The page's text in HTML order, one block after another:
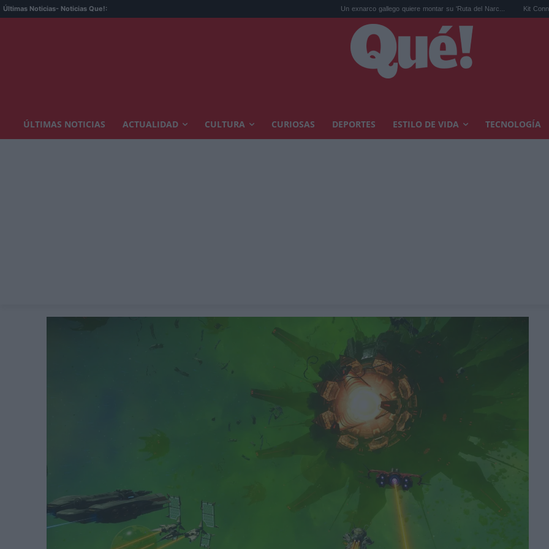
Últimas Noticias- Noticias Que!: Un exnarco gallego quiere montar su 'Ruta del Narc... Kit Connor será
ÚLTIMAS NOTICIAS ACTUALIDAD CULTURA CURIOSAS DEPORTES ESTILO DE VIDA TECNOLOGÍA